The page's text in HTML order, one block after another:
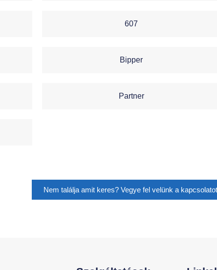
607
Bipper
Partner
Nem találja amit keres? Vegye fel velünk a